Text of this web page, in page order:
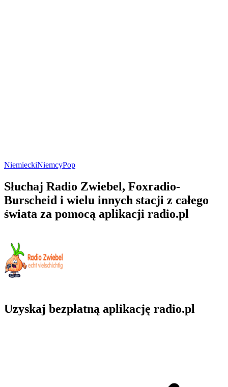
NiemieckiNiemcyPop
Słuchaj Radio Zwiebel, Foxradio-
Burscheid i wielu innych stacji z całego
świata za pomocą aplikacji radio.pl
Uzyskaj bezpłatną aplikację radio.pl